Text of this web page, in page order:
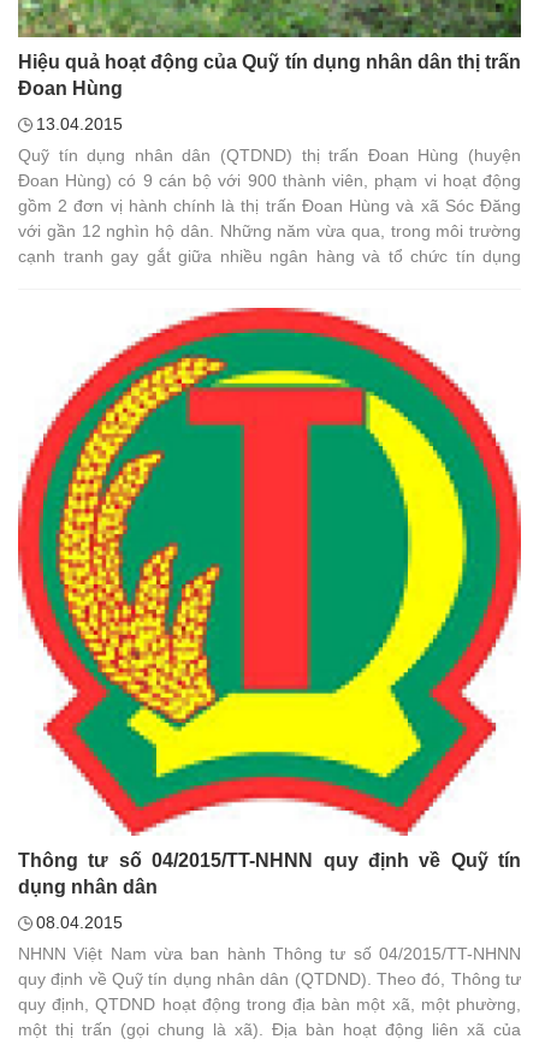
Hiệu quả hoạt động của Quỹ tín dụng nhân dân thị trấn
Đoan Hùng
13.04.2015
Quỹ tín dụng nhân dân (QTDND) thị trấn Đoan Hùng (huyện
Đoan Hùng) có 9 cán bộ với 900 thành viên, phạm vi hoạt động
gồm 2 đơn vị hành chính là thị trấn Đoan Hùng và xã Sóc Đăng
với gần 12 nghìn hộ dân. Những năm vừa qua, trong môi trường
cạnh tranh gay gắt giữa nhiều ngân hàng và tổ chức tín dụng
HTX Phú Thọ, Liên minh HTX Phú Thọ và Hiệp hội QTDND Việt
Nam, Quỹ tín dụng thị trấn Đoan Hùng đã đứng vững trong cơ
chế thị trường, nâng cao hiệu quả sử dụng đồng vốn, linh hoạt
nhạy bén điều hành lãi suất, sâu sát nắm bắt tình hình đời sống
nhân dân địa phương, đa dạng hóa các loại hình sản phẩm tiết
kiệm, vận dụng linh hoạt các cơ chế chính sách tín dụng, trở
thành người bạn đồng hành tin cậy của người dân trong khu vực.
Thông tư số 04/2015/TT-NHNN quy định về Quỹ tín
dụng nhân dân
08.04.2015
NHNN Việt Nam vừa ban hành Thông tư số 04/2015/TT-NHNN
quy định về Quỹ tín dụng nhân dân (QTDND). Theo đó, Thông tư
quy định, QTDND hoạt động trong địa bàn một xã, một phường,
một thị trấn (gọi chung là xã). Địa bàn hoạt động liên xã của